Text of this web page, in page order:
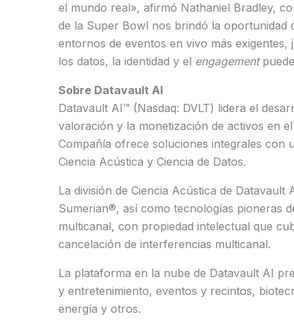
el mundo real», afirmó Nathaniel Bradley,
de la Super Bowl nos brindó la oportunidad
entornos de eventos en vivo más
los datos, la identidad y el engagement
Sobre Datavault AI
Datavault AI™ (Nasdaq: DVLT) lidera el
valoración y la monetización de activos en
Compañía ofrece soluciones integrales con
Ciencia Acústica y Ciencia de Datos.
La división de Ciencia Acústica de
Sumerian®, así como tecnologías pioneras
multicanal, con propiedad intelectual que
cancelación de interferencias multicanal.
La plataforma en la nube de Datavault AI
y entretenimiento, eventos y recintos,
energía y otros.